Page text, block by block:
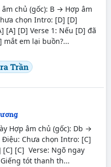
âm chủ (gốc): B → Hợp âm
chọn Intro: [D] [D]
[A] [D] Verse 1: Nếu [D] đã
mắt em lại buồn?...
Trần
Hợp âm chủ (gốc): Db →
Chưa chọn Intro: [C]
[C] [C] Verse: Ngõ ngay
tót thanh th...